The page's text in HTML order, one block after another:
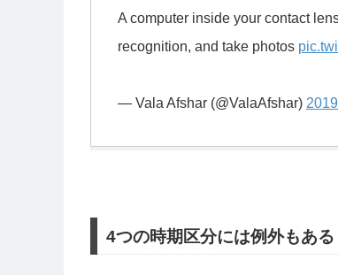
A computer inside your contact
recognition, and take photos
— Vala Afshar (@ValaAfshar)
4つの時期区分には例外もある